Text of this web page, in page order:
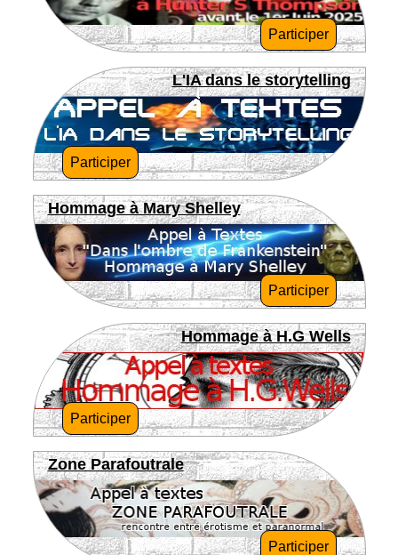
Participer
L'IA dans le storytelling
Participer
Hommage à Mary Shelley
Participer
Hommage à H.G Wells
Participer
Zone Parafoutrale
Participer